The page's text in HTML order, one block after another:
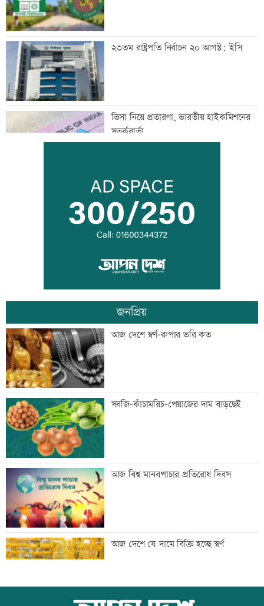
২৩তম রাষ্ট্রপতি নির্বাচন ২০ আগস্ট: ইসি
ভিসা নিয়ে প্রতারণা, ভারতীয় হাইকমিশনের
সতর্কবার্তা
জুলাইয়ে সড়কে ঝরেছে ৪১৬ প্রাণ
জুলাই স্মৃতি জাদুঘর উন্মুক্ত, প্রথম দিনেই
উপচে পড়া ভিড়
জোড়া গোলে মেসির নতুন রেকর্ড
ঢাকার চারপাশের নদীদূষণ রোধে
কর্মপরিকল্পনার নির্দেশ
গণভোটের রায় বাস্তবায়নে ১১ দলের লংমার্চের
ঘোষণা
এসবিএসি ব্যাংকের কর্পোরেট পরিচালকের
শেয়ার বিক্রির ঘোষণা
জনপ্রিয়
আজ দেশে স্বর্ণ-রুপার ভরি কত
সবজি-কাঁচামরিচ-পেয়াজের দাম বাড়ছেই
আজ বিশ্ব মানবপাচার প্রতিরোধ দিবস
আজ দেশে যে দামে বিক্রি হচ্ছে স্বর্ণ